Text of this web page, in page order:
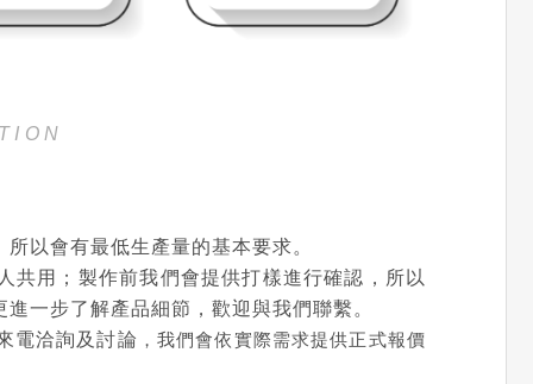
以會有最低生產量的基本要求。
共用；製作前我們會提供打樣進行確認，所以
一步了解產品細節，歡迎與我們聯繫。
電洽詢及討論 ，我們會依實際需求提供正式報價